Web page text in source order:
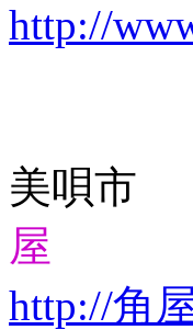
http://
室蘭
美唄
屋
http://角